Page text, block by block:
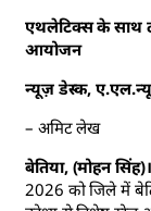
एथलेटिक्स के साथ
आयोजन
न्यूज़ डेस्क,
– अमिट लेख
बेतिया, (मोहन सिंह)।
2026 को जिले में